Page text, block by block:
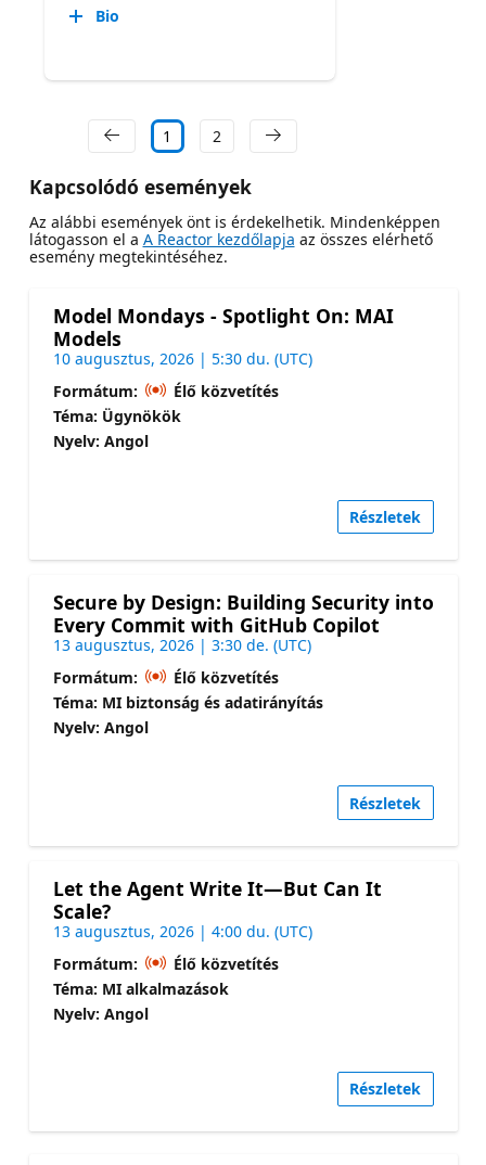
Bio
1 2
Kapcsolódó események
Az alábbi események önt is érdekelhetik. Mindenképpen
látogasson el a A Reactor kezdőlapja az összes elérhető
esemény megtekintéséhez.
Model Mondays - Spotlight On: MAI
Models
10 augusztus, 2026 | 5:30 du. (UTC)
Formátum:
Élő közvetítés
Téma: Ügynökök
Nyelv: Angol
Részletek
Secure by Design: Building Security into
Every Commit with GitHub Copilot
13 augusztus, 2026 | 3:30 de. (UTC)
Formátum:
Élő közvetítés
Téma: MI biztonság és adatirányítás
Nyelv: Angol
Részletek
Let the Agent Write It—But Can It
Scale?
13 augusztus, 2026 | 4:00 du. (UTC)
Formátum:
Élő közvetítés
Téma: MI alkalmazások
Nyelv: Angol
Részletek